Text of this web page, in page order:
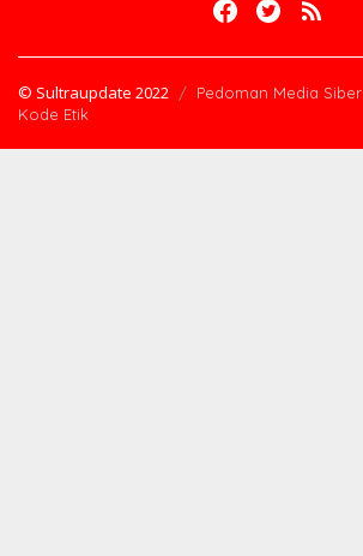
© Sultraupdate 2022 Pedoman Media Siber
Kode Etik